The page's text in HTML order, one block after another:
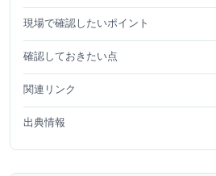
現場で確認したいポイント
確認しておきたい点
関連リンク
出典情報